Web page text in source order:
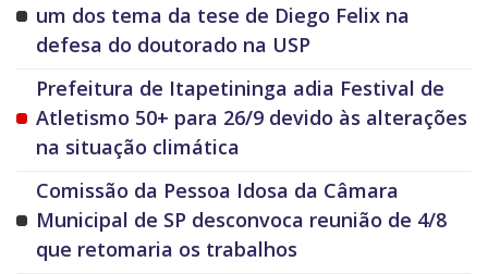
um dos tema da tese de Diego Felix na
defesa do doutorado na USP
Prefeitura de Itapetininga adia Festival de
Atletismo 50+ para 26/9 devido às alterações
na situação climática
Comissão da Pessoa Idosa da Câmara
Municipal de SP desconvoca reunião de 4/8
que retomaria os trabalhos